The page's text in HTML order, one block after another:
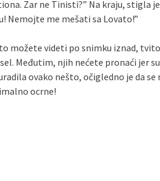
Zar ne Tinisti?” Na kraju, stigla
Nemojte me mešati sa Lovato!”
možete videti po snimku iznad,
Međutim, njih nećete pronaći jer
ovako nešto, očigledno je da
ocrne!